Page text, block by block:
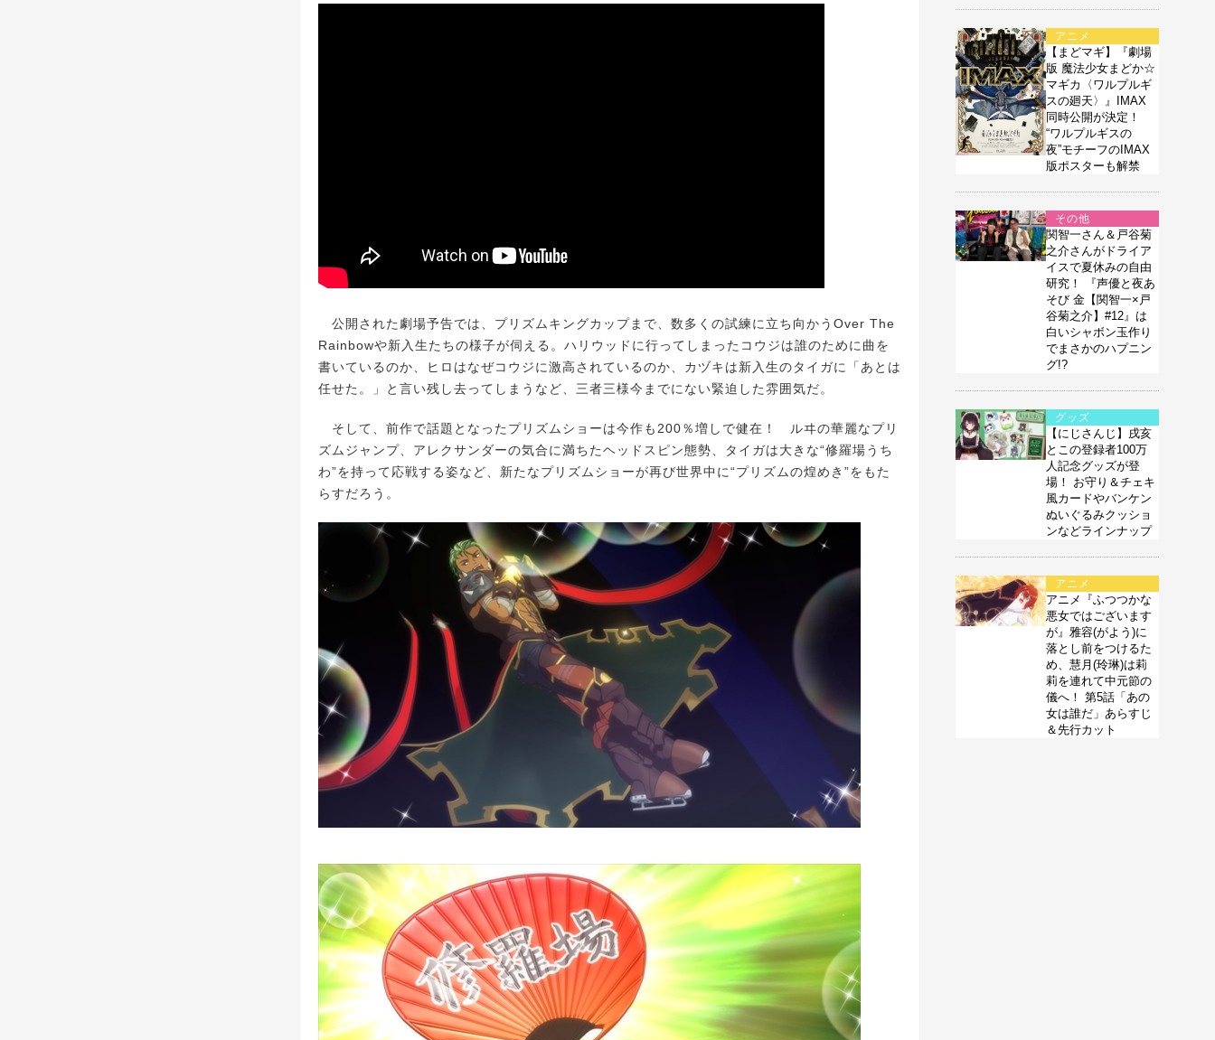
公開された劇場予告では、プリズムキングカップまで、数多くの試練に立ち向かうOver The
Rainbowや新入生たちの様子が伺える。ハリウッドに行ってしまったコウジは誰のために曲を
書いているのか、ヒロはなぜコウジに激高されているのか、カヅキは新入生のタイガに「あとは
任せた。」と言い残し去ってしまうなど、三者三様今までにない緊迫した雰囲気だ。
そして、前作で話題となったプリズムショーは今作も200％増しで健在！ ルヰの華麗なプリ
ズムジャンプ、アレクサンダーの気合に満ちたヘッドスピン態勢、タイガは大きな“修羅場うち
わ”を持って応戦する姿など、新たなプリズムショーが再び世界中に“プリズムの煌めき”をもた
らすだろう。
アニメ
【まどマギ】『劇場
版 魔法少女まどか☆
マギカ〈ワルプルギ
スの廻天〉』IMAX
同時公開が決定！
“ワルプルギスの
夜”モチーフのIMAX
版ポスターも解禁
その他
関智一さん＆戸谷菊
之介さんがドライア
イスで夏休みの自由
研究！ 『声優と夜あ
そび 金【関智一×戸
谷菊之介】#12』は
白いシャボン玉作り
でまさかのハプニン
グ!?
グッズ
【にじさんじ】戌亥
とこの登録者100万
人記念グッズが登
場！ お守り＆チェキ
風カードやバンケン
ぬいぐるみクッショ
ンなどラインナップ
アニメ
アニメ『ふつつかな
悪女ではございます
が』雅容(がよう)に
落とし前をつけるた
め、慧月(玲琳)は莉
莉を連れて中元節の
儀へ！ 第5話「あの
女は誰だ」あらすじ
＆先行カット